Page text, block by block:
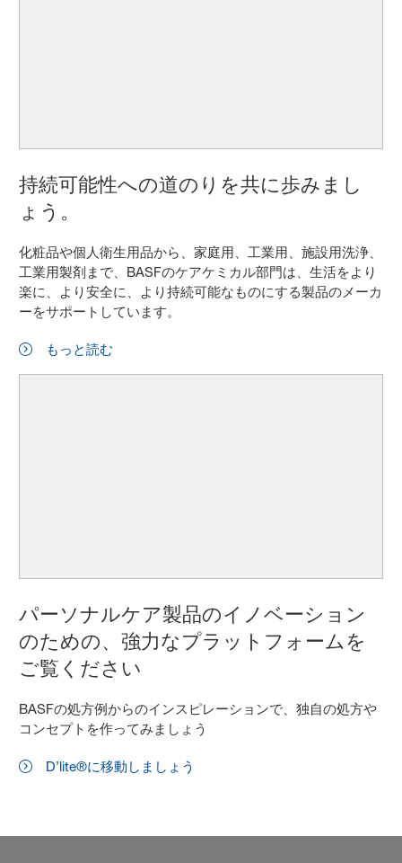
持続可能性への道のりを共に歩みまし
ょう。
化粧品や個人衛生用品から、家庭用、工業用、施設用洗浄、
工業用製剤まで、BASFのケアケミカル部門は、生活をより
楽に、より安全に、より持続可能なものにする製品のメーカ
ーをサポートしています。
もっと読む
パーソナルケア製品のイノベーション
のための、強力なプラットフォームを
ご覧ください
BASFの処方例からのインスピレーションで、独自の処方や
コンセプトを作ってみましょう
D’lite®に移動しましょう